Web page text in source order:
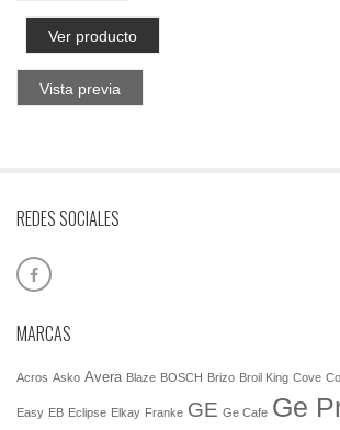
Ver producto
Vista previa
REDES SOCIALES
MARCAS
Acros Asko Avera Blaze BOSCH Brizo Broil King Cove
Easy EB Eclipse Elkay Franke GE Ge Cafe Ge